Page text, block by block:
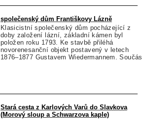
společenský dům Františkovy Lázně
Klasicistní společenský dům pocházející z
doby založení lázní, základní kámen byl
položen roku 1793. Ke stavbě přiléhá
novorenesanční objekt postavený v letech
1876–1877 Gustavem Wiedermannem.
Stará cesta z Karlových Varů do Slavkova
(Morový sloup a Schwarzova kaple)